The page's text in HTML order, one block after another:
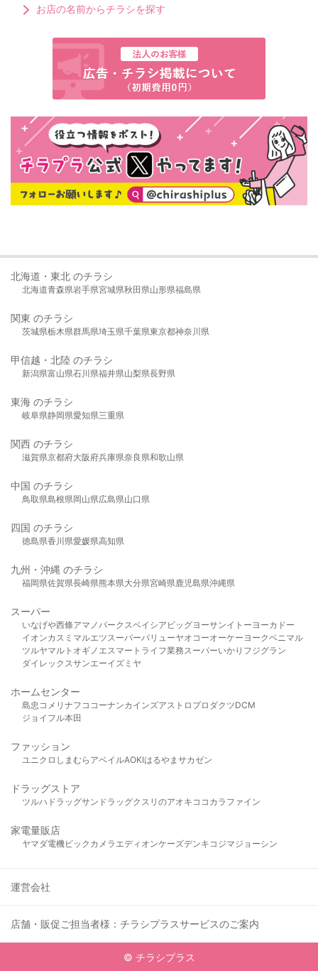
お店の名前からチラシを探す
北海道・東北 のチラシ
北海道青森県岩手県宮城県秋田県山形県福島県
関東 のチラシ
茨城県栃木県群馬県埼玉県千葉県東京都神奈川県
甲信越・北陸 のチラシ
新潟県富山県石川県福井県山梨県長野県
東海 のチラシ
岐阜県静岡県愛知県三重県
関西 のチラシ
滋賀県京都府大阪府兵庫県奈良県和歌山県
中国 のチラシ
鳥取県島根県岡山県広島県山口県
四国 のチラシ
徳島県香川県愛媛県高知県
九州・沖縄 のチラシ
福岡県佐賀県長崎県熊本県大分県宮崎県鹿児島県沖縄県
スーパー
いなげや西條アマノパークスベイシア ビッグヨーサンイトーヨーカドー
イオンカスミ マルエツスーパーバリューヤオコーオーケー ヨークベニマル
ツルヤマルト オギノ エスマート ライフ業務スーパーいかり フジグラン
ダイレックスサンエーイズミヤ
ホームセンター
島忠 コメリ ナフコ コーナンカインズアストロプロダクツDCM
ジョイフル本田
ファッション
ユニクロ しまむら アベイルAOKIはるやま サカゼン
ドラッグストア
ツルハドラッグサンドラッグクスリのアオキ ココカラファイン
家電量販店
ヤマダ電機ビックカメラ エディオンケーズデンキ コジマジョーシン
運営会社
店舗・販促ご担当者様：チラシプラスサービスのご案内
© チラシプラス